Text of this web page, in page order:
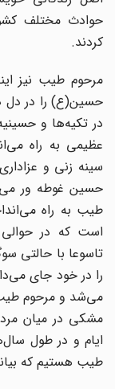
حوادث مختلف
کردند.
مرحوم طیب نیز
حسین(ع) را در دل
در تکیه‌ها و
عظیمى به راه
سینه زنى و
حسین غوطه ور
طیب به راه
است که در حوالى
تاسوعا با حالتى
را در خود جاى
مى‌شد و مرحوم طیب
مشکى در میان
طیب هستیم که